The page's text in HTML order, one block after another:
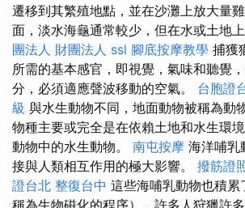
遷移到其繁殖地點，並在沙灘上放大量雞
面，淡水海龜通常較少，但在水或土地
團法人 財團法人 ssl 腳底按摩教學 捕獲
所需的基本感官，即視覺，氣味和聽覺
分，必須適應聲波移動的空氣。 台胞證
級 與水生動物不同，地面動物被稱為動
物種主要或完全是在依賴土地和水生環
動物中的水生動物。 南屯按摩 海洋哺乳
接與人類相互作用的極大影響。 撥筋證
證台北 整復台中 這些海哺乳動物也積累
稱為生物磁化的程序），許多人狩獵許